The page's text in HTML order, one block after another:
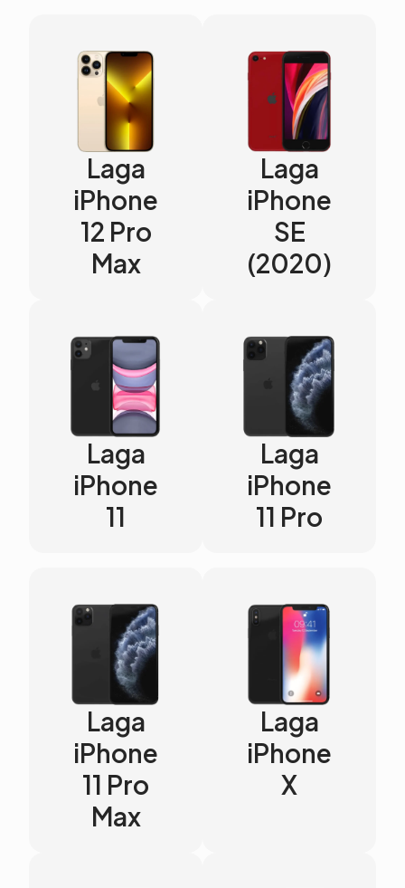
Laga
iPhone
12 Pro
Max
Laga
iPhone
SE
(2020)
Laga
iPhone
11
Laga
iPhone
11 Pro
Laga
iPhone
11 Pro
Max
Laga
iPhone
X